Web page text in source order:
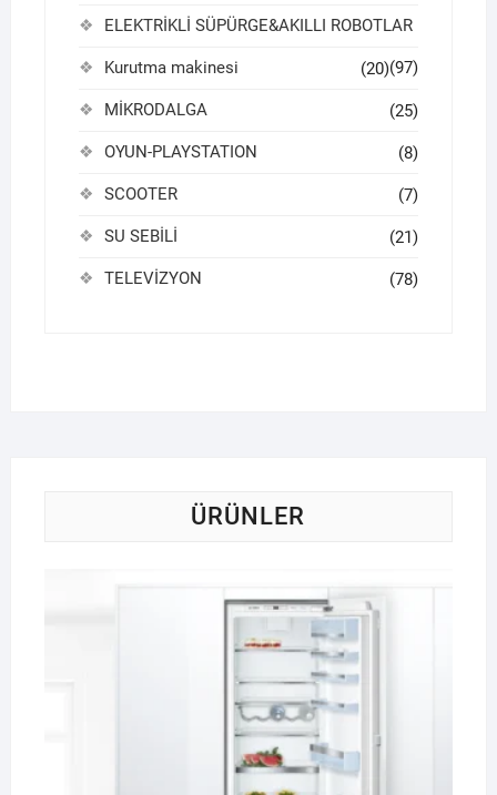
ELEKTRİKLİ SÜPÜRGE&AKILLI ROBOTLAR
(97)
Kurutma makinesi (20)
MİKRODALGA (25)
OYUN-PLAYSTATION (8)
SCOOTER (7)
SU SEBİLİ (21)
TELEVİZYON (78)
ÜRÜNLER